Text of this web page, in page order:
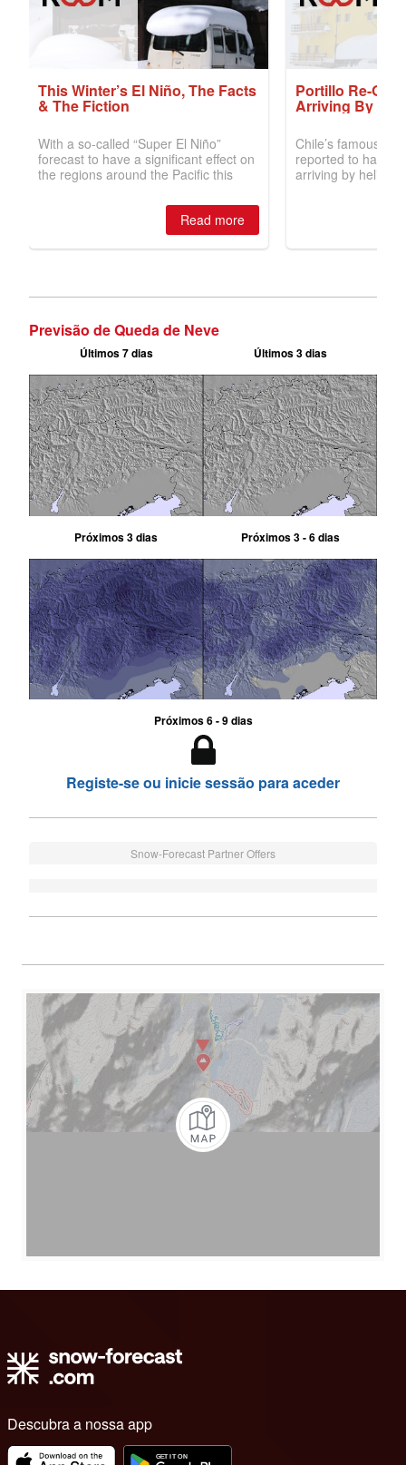
Previsão de Queda de Neve
Últimos 7 dias Últimos 3 dias
Próximos 3 dias Próximos 3 - 6 dias
Próximos 6 - 9 dias
Registe-se ou inicie sessão para aceder
Snow-Forecast Partner Offers
Descubra a nossa app